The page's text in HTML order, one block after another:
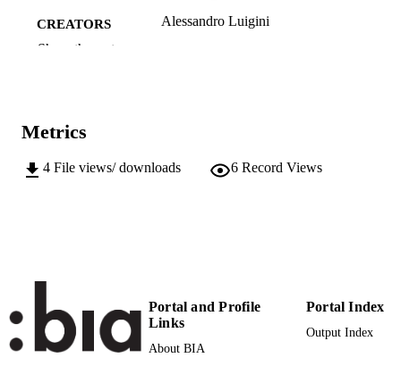
CREATORS
Alessandro Luigini
DETAILS
3180
Internazionale dei Docenti delle
Discipline della Rappresentazione
(Padova, 12/09/2024–14/09/2024)
Show the rest
Metrics
4 File views/ downloads 6 Record Views
Portal and Profile
Links
About BIA
Portal Index
Output Index